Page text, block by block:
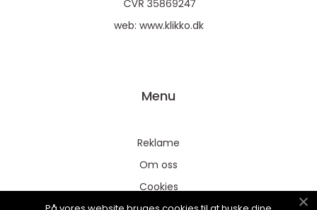
web: www.klikko.dk
Menu
Reklame
Om oss
Cookies